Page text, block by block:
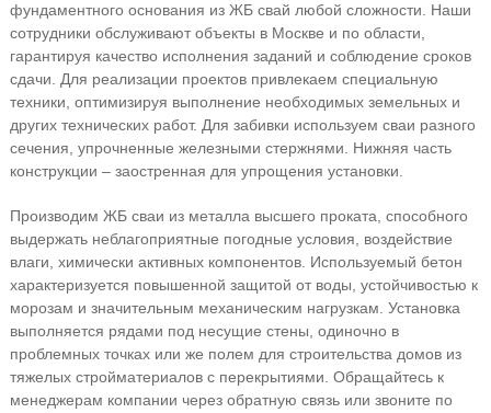
фундаментного основания из ЖБ свай любой сложности. Наши
сотрудники обслуживают объекты в Москве и по области,
гарантируя качество исполнения заданий и соблюдение сроков
сдачи. Для реализации проектов привлекаем специальную
техники, оптимизируя выполнение необходимых земельных и
других технических работ. Для забивки используем сваи разного
сечения, упрочненные железными стержнями. Нижняя часть
конструкции – заостренная для упрощения установки.
Производим ЖБ сваи из металла высшего проката, способного
выдержать неблагоприятные погодные условия, воздействие
влаги, химически активных компонентов. Используемый бетон
характеризуется повышенной защитой от воды, устойчивостью к
морозам и значительным механическим нагрузкам. Установка
выполняется рядами под несущие стены, одиночно в
проблемных точках или же полем для строительства домов из
тяжелых стройматериалов с перекрытиями. Обращайтесь к
менеджерам компании через обратную связь или звоните по